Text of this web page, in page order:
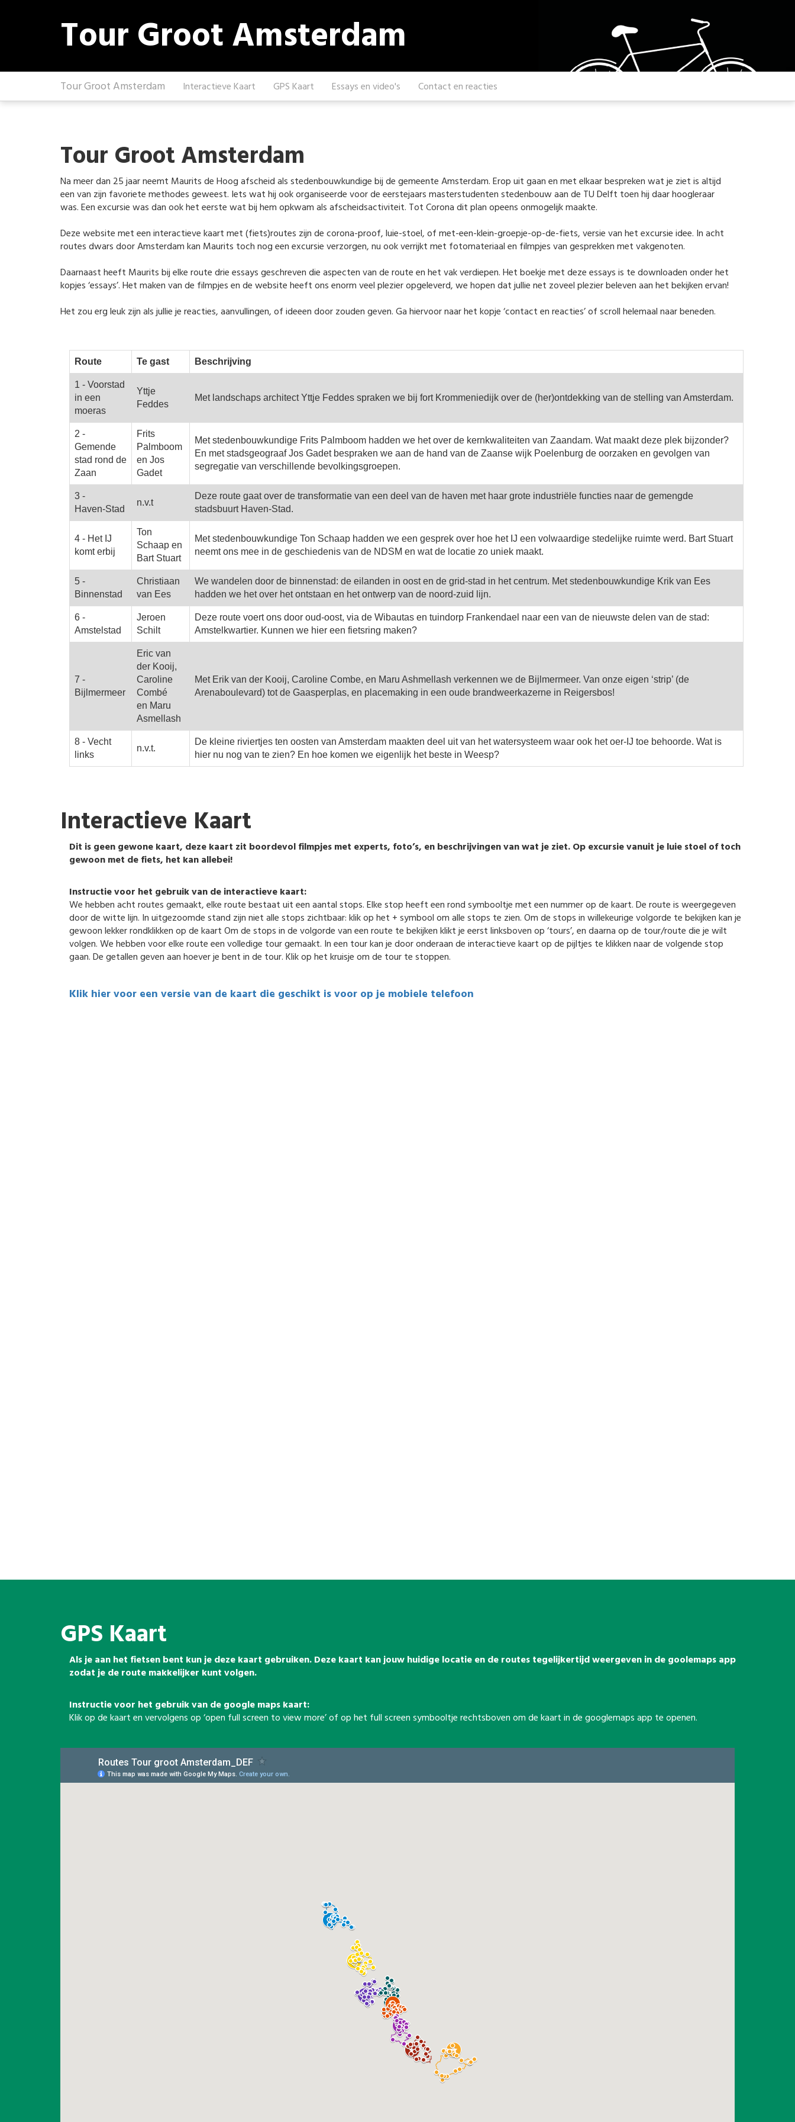
Tour Groot Amsterdam
Tour Groot Amsterdam Interactieve Kaart GPS Kaart Essays en video's Contact en reacties
Tour Groot Amsterdam
Na meer dan 25 jaar neemt Maurits de Hoog afscheid als stedenbouwkundige bij de gemeente Amsterdam. Erop uit gaan en met elkaar bespreken wat je ziet is altijd
een van zijn favoriete methodes geweest. Iets wat hij ook organiseerde voor de eerstejaars masterstudenten stedenbouw aan de TU Delft toen hij daar hoogleraar
was. Een excursie was dan ook het eerste wat bij hem opkwam als afscheidsactiviteit. Tot Corona dit plan opeens onmogelijk maakte.
Deze website met een interactieve kaart met (fiets)routes zijn de corona-proof, luie-stoel, of met-een-klein-groepje-op-de-fiets, versie van het excursie idee. In acht
routes dwars door Amsterdam kan Maurits toch nog een excursie verzorgen, nu ook verrijkt met fotomateriaal en filmpjes van gesprekken met vakgenoten.
Daarnaast heeft Maurits bij elke route drie essays geschreven die aspecten van de route en het vak verdiepen. Het boekje met deze essays is te downloaden onder het
kopjes ‘essays’. Het maken van de filmpjes en de website heeft ons enorm veel plezier opgeleverd, we hopen dat jullie net zoveel plezier beleven aan het bekijken ervan!
Het zou erg leuk zijn als jullie je reacties, aanvullingen, of ideeen door zouden geven. Ga hiervoor naar het kopje ‘contact en reacties’ of scroll helemaal naar beneden.
Route Te gast Beschrijving
1 - Voorstad
in een
moeras
Yttje
Feddes
Met landschaps architect Yttje Feddes spraken we bij fort Krommeniedijk over de (her)ontdekking van de stelling van Amsterdam.
2 -
Gemende
stad rond de
Zaan
Frits
Palmboom
en Jos
Gadet
Met stedenbouwkundige Frits Palmboom hadden we het over de kernkwaliteiten van Zaandam. Wat maakt deze plek bijzonder?
En met stadsgeograaf Jos Gadet bespraken we aan de hand van de Zaanse wijk Poelenburg de oorzaken en gevolgen van
segregatie van verschillende bevolkingsgroepen.
3 -
Haven-Stad
n.v.t
Deze route gaat over de transformatie van een deel van de haven met haar grote industriële functies naar de gemengde
stadsbuurt Haven-Stad.
4 - Het IJ
komt erbij
Ton
Schaap en
Bart Stuart
Met stedenbouwkundige Ton Schaap hadden we een gesprek over hoe het IJ een volwaardige stedelijke ruimte werd. Bart Stuart
neemt ons mee in de geschiedenis van de NDSM en wat de locatie zo uniek maakt.
5 -
Binnenstad
Christiaan
van Ees
We wandelen door de binnenstad: de eilanden in oost en de grid-stad in het centrum. Met stedenbouwkundige Krik van Ees
hadden we het over het ontstaan en het ontwerp van de noord-zuid lijn.
6 -
Amstelstad
Jeroen
Schilt
Deze route voert ons door oud-oost, via de Wibautas en tuindorp Frankendael naar een van de nieuwste delen van de stad:
Amstelkwartier. Kunnen we hier een fietsring maken?
7 -
Bijlmermeer
Eric van
der Kooij,
Caroline
Combé
en Maru
Asmellash
Met Erik van der Kooij, Caroline Combe, en Maru Ashmellash verkennen we de Bijlmermeer. Van onze eigen ‘strip’ (de
Arenaboulevard) tot de Gaasperplas, en placemaking in een oude brandweerkazerne in Reigersbos!
8 - Vecht
links
n.v.t.
De kleine riviertjes ten oosten van Amsterdam maakten deel uit van het watersysteem waar ook het oer-IJ toe behoorde. Wat is
hier nu nog van te zien? En hoe komen we eigenlijk het beste in Weesp?
Interactieve Kaart
Dit is geen gewone kaart, deze kaart zit boordevol filmpjes met experts, foto’s, en beschrijvingen van wat je ziet. Op excursie vanuit je luie stoel of toch
gewoon met de fiets, het kan allebei!
Instructie voor het gebruik van de interactieve kaart:
We hebben acht routes gemaakt, elke route bestaat uit een aantal stops. Elke stop heeft een rond symbooltje met een nummer op de kaart. De route is weergegeven
door de witte lijn. In uitgezoomde stand zijn niet alle stops zichtbaar: klik op het + symbool om alle stops te zien. Om de stops in willekeurige volgorde te bekijken kan je
gewoon lekker rondklikken op de kaart Om de stops in de volgorde van een route te bekijken klikt je eerst linksboven op ‘tours’, en daarna op de tour/route die je wilt
volgen. We hebben voor elke route een volledige tour gemaakt. In een tour kan je door onderaan de interactieve kaart op de pijltjes te klikken naar de volgende stop
gaan. De getallen geven aan hoever je bent in de tour. Klik op het kruisje om de tour te stoppen.
Klik hier voor een versie van de kaart die geschikt is voor op je mobiele telefoon
GPS Kaart
Als je aan het fietsen bent kun je deze kaart gebruiken. Deze kaart kan jouw huidige locatie en de routes tegelijkertijd weergeven in de goolemaps app
zodat je de route makkelijker kunt volgen.
Instructie voor het gebruik van de google maps kaart:
Klik op de kaart en vervolgens op ‘open full screen to view more’ of op het full screen symbooltje rechtsboven om de kaart in de googlemaps app te openen.